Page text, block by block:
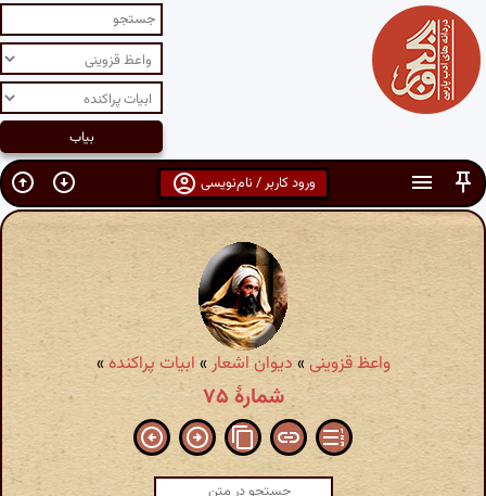
ورود کاربر / نام‌نویسی
واعظ قزوینی »دیوان اشعار» ابیات پراکنده»
شمارهٔ ۷۵